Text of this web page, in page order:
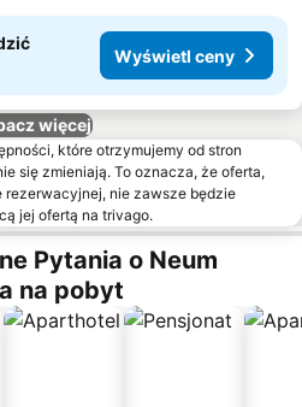
Wyświetl ceny
więcej
które otrzymujemy od stron
się zmieniają. To oznacza, że oferta,
rezerwacyjnej, nie zawsze będzie
jej ofertą na trivago.
Pytania o Neum
na pobyt